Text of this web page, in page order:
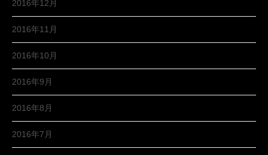
2016年12月
2016年11月
2016年10月
2016年9月
2016年8月
2016年7月